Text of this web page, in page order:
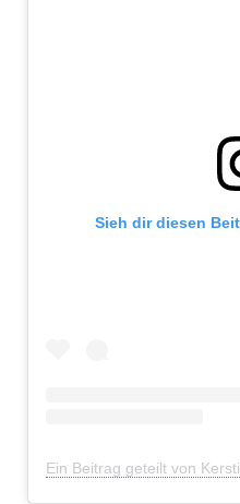
Sieh dir diesen